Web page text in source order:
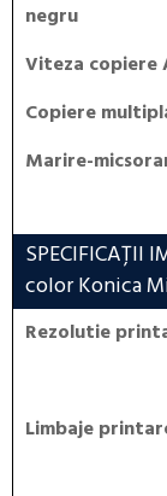
negru
Viteza copiere
Copiere
Marire-
SPECIFICAȚII
color Konica
Rezolutie
Limbaje